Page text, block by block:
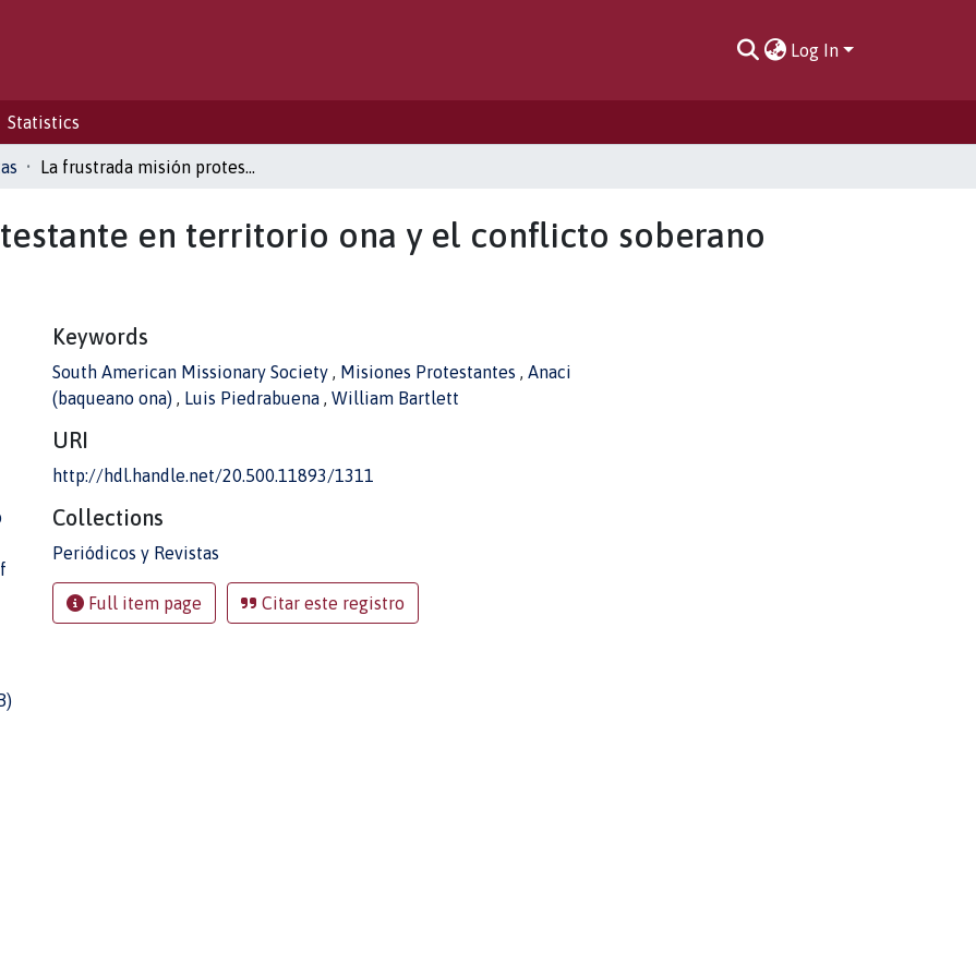
Log In
Statistics
La frustrada misión protestante en territorio ona y el conflicto soberano chileno-argentino
en territorio ona y el conflicto soberano
Keywords
South American Missionary Society , Misiones Protestantes , Anaci
(baqueano ona) , Luis Piedrabuena , William Bartlett
URI
http://hdl.handle.net/20.500.11893/1311
Collections
Periódicos y Revistas
Full item page Citar este registro